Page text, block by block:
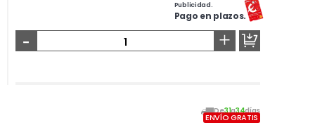
Publicidad.
Pago en plazos.
- +
De31a34días
ENVÍO GRATIS